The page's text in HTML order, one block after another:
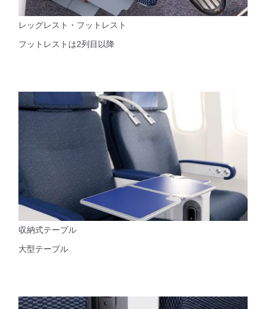
レッグレスト・フットレスト
フットレストは2列目以降
収納式テーブル
大型テーブル